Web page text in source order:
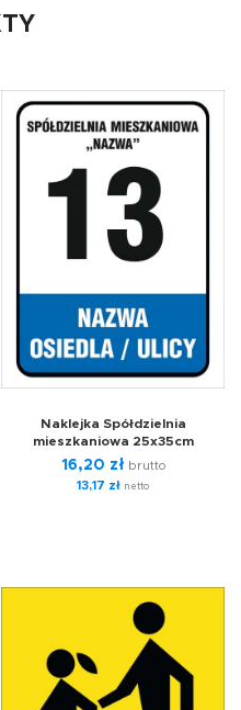
Naklejka Spółdzielnia
mieszkaniowa 25x35cm
16,20 zł brutto
13,17 zł netto